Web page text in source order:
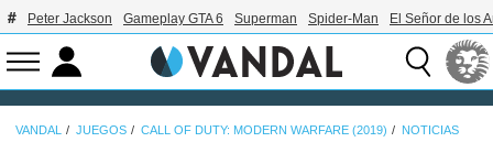
Peter Jackson Gameplay GTA 6 Superman Spider-Man El Señor de los
VANDAL JUEGOS CALL OF DUTY: MODERN WARFARE (2019) NOTICIAS